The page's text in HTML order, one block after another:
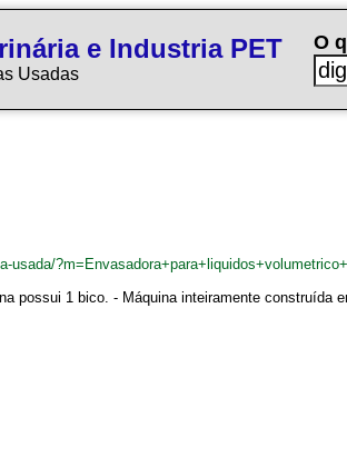
e Industria PET
Usadas
O
usada/
possui 1 bico. - Máquina inteiramente construída